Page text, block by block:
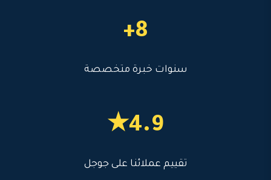
8+
سنوات خبرة متخصصة
4.9★
تقييم عملائنا على جوجل